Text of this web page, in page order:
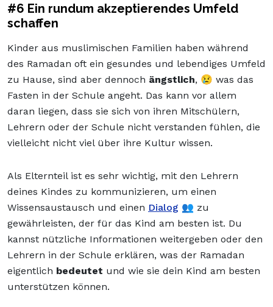
#6 Ein rundum akzeptierendes Umfeld
schaffen
Kinder aus muslimischen Familien haben während
des Ramadan oft ein gesundes und lebendiges Umfeld
zu Hause, sind aber dennoch ängstlich, 😢 was das
Fasten in der Schule angeht. Das kann vor allem
daran liegen, dass sie sich von ihren Mitschülern,
Lehrern oder der Schule nicht verstanden fühlen, die
vielleicht nicht viel über ihre Kultur wissen.
Als Elternteil ist es sehr wichtig, mit den Lehrern
deines Kindes zu kommunizieren, um einen
Wissensaustausch und einen Dialog 👥 zu
gewährleisten, der für das Kind am besten ist. Du
kannst nützliche Informationen weitergeben oder den
Lehrern in der Schule erklären, was der Ramadan
eigentlich bedeutet und wie sie dein Kind am besten
unterstützen können.